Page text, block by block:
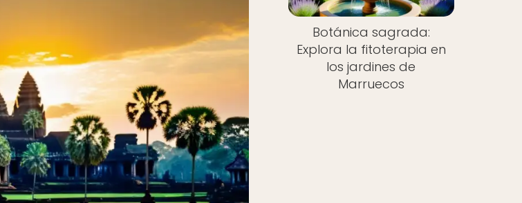
Botánica sagrada:
Explora la fitoterapia en
los jardines de
Marruecos